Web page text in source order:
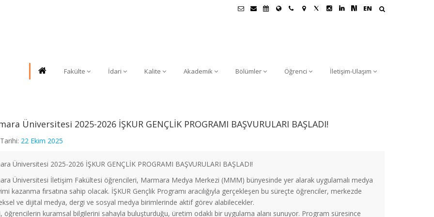
EN
Fakülte İdari Kalite Akademik Bölümler Öğrenci İletişim-Ulaşım
Üniversitesi 2025-2026 İŞKUR GENÇLİK PROGRAMI BAŞVURULARI BAŞLADI!
22 Ekim 2025
Üniversitesi 2025-2026 İŞKUR GENÇLİK PROGRAMI BAŞVURULARI BAŞLADI!
Üniversitesi İletişim Fakültesi öğrencileri, Marmara Medya Merkezi (MMM) bünyesinde yer alarak uygulamalı medya
kazanma fırsatına sahip olacak. İŞKUR Gençlik Programı aracılığıyla gerçekleşen bu süreçte öğrenciler, merkezde
ve dijital medya, dergi ve sosyal medya birimlerinde aktif görev alabilecekler.
öğrencilerin kuramsal bilgilerini sahayla buluşturduğu, üretim odaklı bir uygulama alanı sunuyor. Program süresince